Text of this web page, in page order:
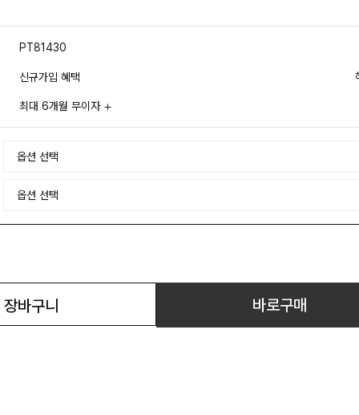
PT81430
신규가입 혜택
최대 6개월 무이자
장바구니 바로구매